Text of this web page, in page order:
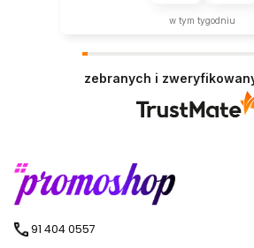
w tym tygodniu
zebranych i
91 404 0557